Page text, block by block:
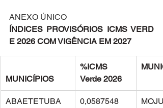
ANEXO ÚNICO
ÍNDICES PROVISÓRIOS ICMS VERD
E 2026 COM VIGÊNCIA EM 2027
MUNICÍPIOS
%ICMS
Verde 2026
ABAETETUBA 0,0587548